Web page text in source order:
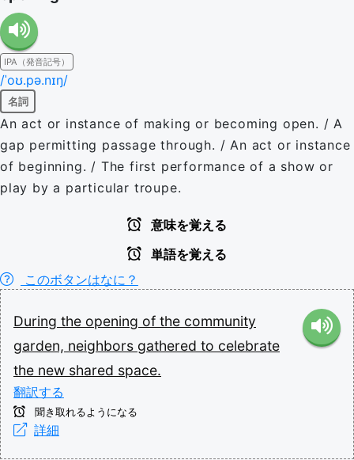
IPA（発音記号）
/ˈoʊ.pə.nɪŋ/
名詞
An act or instance of making or becoming open. / A
gap permitting passage through. / An act or instance
of beginning. / The first performance of a show or
play by a particular troupe.
意味を覚える
単語を覚える
このボタンはなに？
During the opening of the community
garden, neighbors gathered to celebrate
the new shared space.
翻訳する
聞き取れるようになる
詳細